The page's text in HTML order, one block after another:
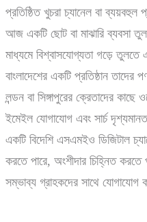
প্রতিষ্ঠিত খুচরা চ্যানেল বা
আজ একটি ছোট বা মাঝারি ব্যবসা
মাধ্যমে বিশ্বাসযোগ্যতা গড়ে তুলতে
বাংলাদেশের একটি প্রতিষ্ঠান তাদের
লন্ডন বা সিঙ্গাপুরের ক্রেতাদের
ইমেইল যোগাযোগ এবং সার্চ
একটি বিদেশি এসএমইও ডিজিটাল
করতে পারে, অংশীদার চিহ্নিত করতে
সম্ভাব্য গ্রাহকদের সাথে যোগাযোগ